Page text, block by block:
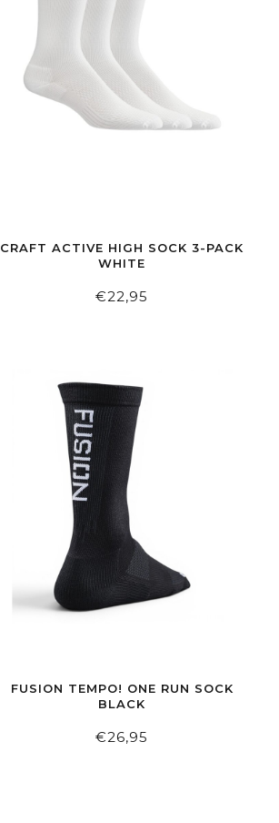
CRAFT ACTIVE HIGH SOCK 3-PACK
WHITE
€22,95
FUSION TEMPO! ONE RUN SOCK
BLACK
€26,95